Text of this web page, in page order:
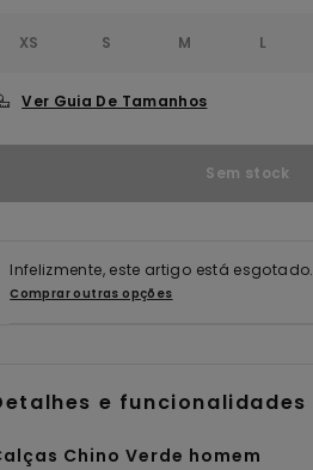
XS S M L
Ver Guia De Tamanhos
Sem stock
Infelizmente, este artigo está esgotado.
Comprar outras opções
e funcionalidades
Chino Verde homem